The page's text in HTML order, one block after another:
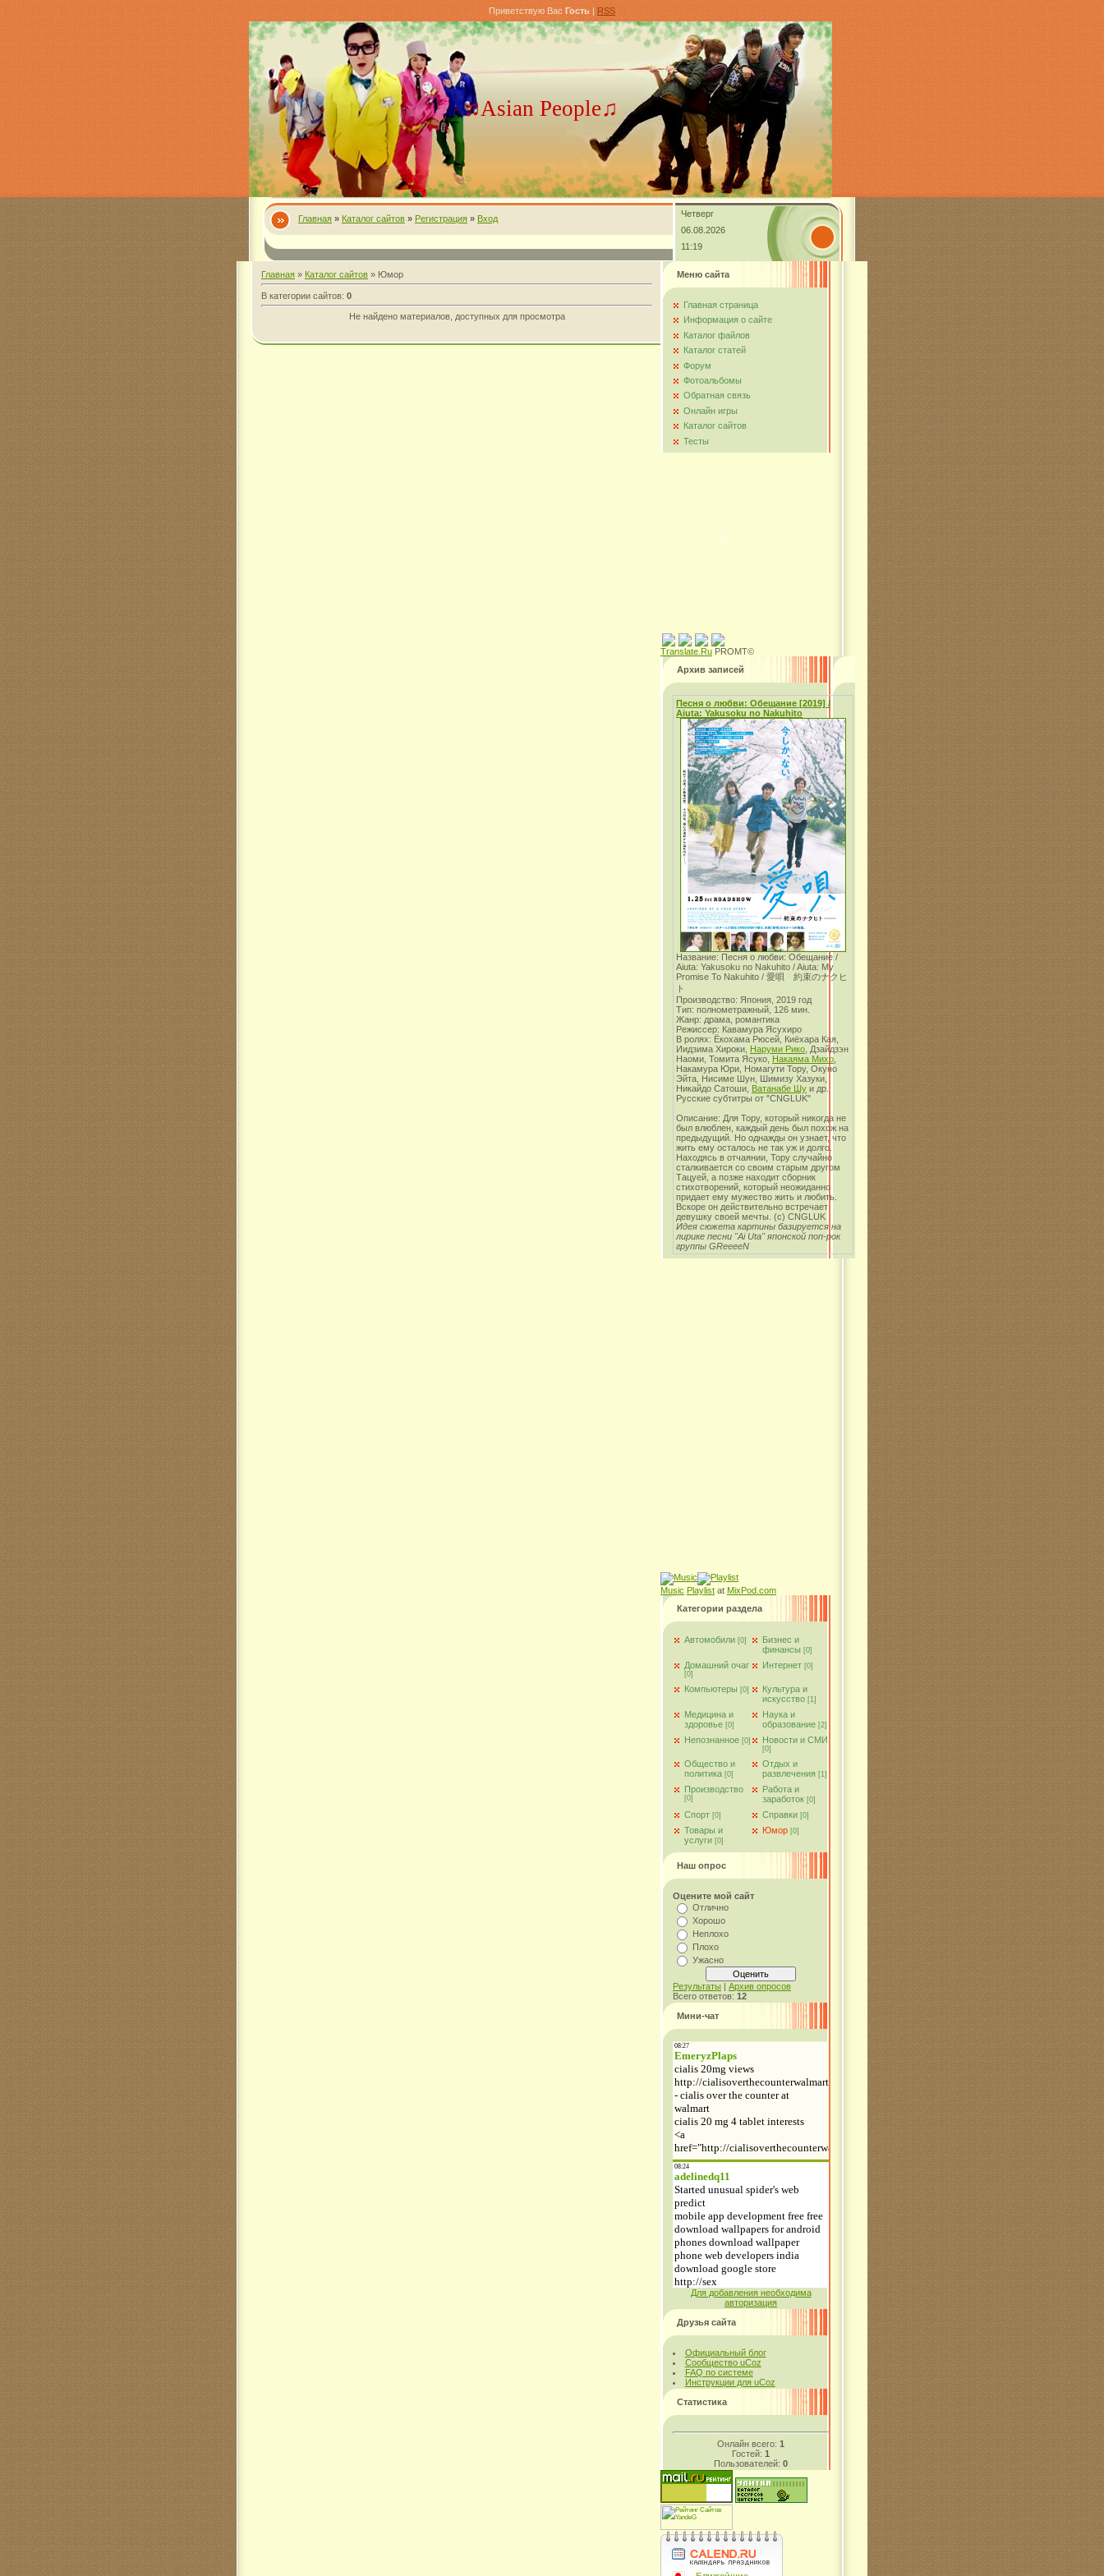
Приветствую Вас Гость | RSS
♫Asian People♫
Главная » Каталог сайтов » Регистрация » Вход
Четверг
06.08.2026
11:19
Главная » Каталог сайтов » Юмор
В категории сайтов: 0
Не найдено материалов, доступных для просмотра
Меню сайта
Главная страница
Информация о сайте
Каталог файлов
Каталог статей
Форум
Фотоальбомы
Обратная связь
Онлайн игры
Каталог сайтов
Тесты
Translate.Ru PROMT©
Архив записей
Песня о любви: Обещание [2019] /
Aiuta: Yakusoku no Nakuhito
Название: Песня о любви: Обещание /
Aiuta: Yakusoku no Nakuhito / Aiuta: My
Promise To Nakuhito / 愛唄 約束のナクヒ
ト
Производство: Япония, 2019 год
Тип: полнометражный, 126 мин.
Жанр: драма, романтика
Режиссер: Кавамура Ясухиро
В ролях: Ёкохама Рюсей, Киёхара Кая,
Иидзима Хироки, Наруми Рико, Дзайдзэн
Наоми, Томита Ясуко, Накаяма Михо,
Накамура Юри, Номагути Тору, Окуно
Эйта, Нисиме Шун, Шимизу Хазуки,
Никайдо Сатоши, Ватанабе Шу и др.
Русские субтитры от "CNGLUK"
Описание: Для Тору, который никогда не
был влюблен, каждый день был похож на
предыдущий. Но однажды он узнает, что
жить ему осталось не так уж и долго.
Находясь в отчаянии, Тору случайно
сталкивается со своим старым другом
Тацуей, а позже находит сборник
стихотворений, который неожиданно
придает ему мужество жить и любить.
Вскоре он действительно встречает
девушку своей мечты. (с) CNGLUK
Идея сюжета картины базируется на
лирике песни "Ai Uta" японской поп-рок
группы GReeeeN
Music Playlist at MixPod.com
Категории раздела
Автомобили [0]
Бизнес и
финансы [0]
Домашний очаг
[0]
Интернет [0]
Компьютеры [0]
Культура и
искусство [1]
Медицина и
здоровье [0]
Наука и
образование [2]
Непознанное [0] Новости и СМИ
[0]
Общество и
политика [0]
Отдых и
развлечения [1]
Производство
[0]
Работа и
заработок [0]
Спорт [0] Справки [0]
Товары и
услуги [0]
Юмор [0]
Наш опрос
Оцените мой сайт
Отлично
Хорошо
Неплохо
Плохо
Ужасно
Результаты | Архив опросов
Всего ответов: 12
Мини-чат
Для добавления необходима
авторизация
Друзья сайта
Официальный блог
Сообщество uCoz
FAQ по системе
Инструкции для uCoz
Статистика
Онлайн всего: 1
Гостей: 1
Пользователей: 0